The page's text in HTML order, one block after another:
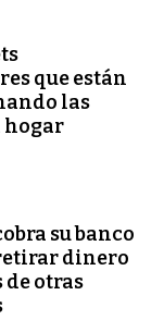
que están
las
hogar
su banco
dinero
de otras